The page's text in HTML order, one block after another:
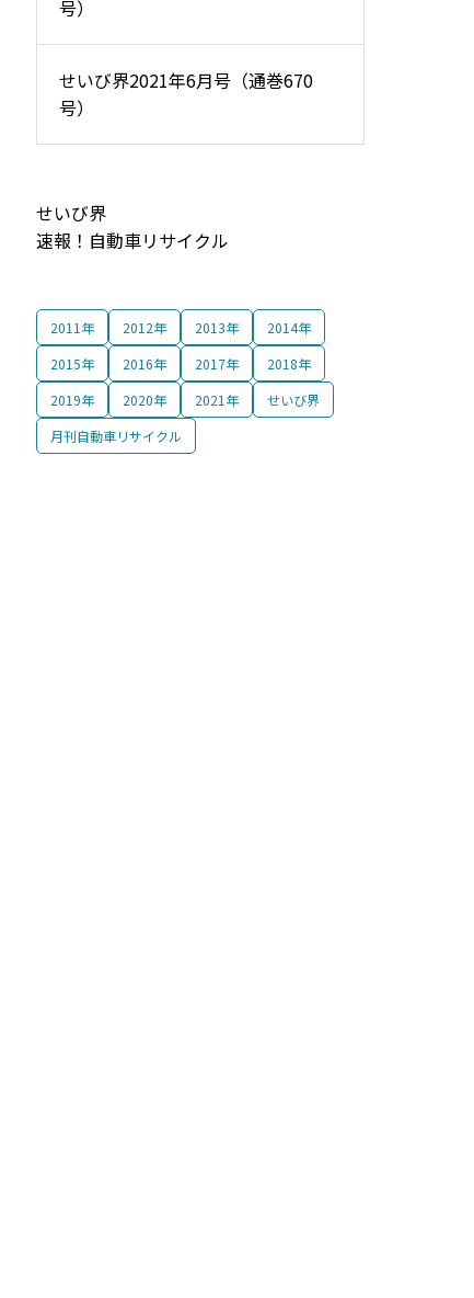
号）
せいび界2021年6月号（通巻670
号）
せいび界
速報！自動車リサイクル
2011年 2012年 2013年
2014年
2015年
2016年 2017年
2018年
2019年
2020年 2021年
せいび界
月刊自動車リサイクル